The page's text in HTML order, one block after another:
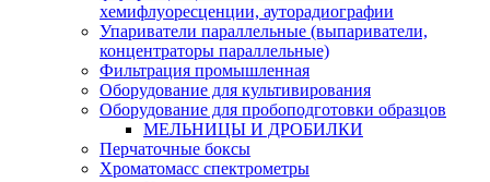
хемифлуоресценции, ауторадиографии
Упариватели параллельные (выпариватели,
концентраторы параллельные)
Фильтрация промышленная
Оборудование для культивирования
Оборудование для пробоподготовки образцов
МЕЛЬНИЦЫ И ДРОБИЛКИ
Перчаточные боксы
Хроматомасс спектрометры